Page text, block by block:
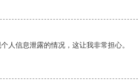
人信息泄露的情况，这让我非常担心。